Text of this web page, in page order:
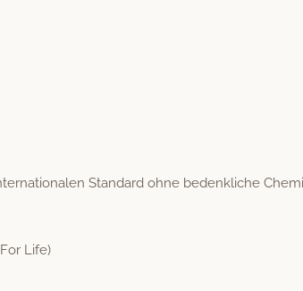
Stan­dard ohne beden­kliche
Life)